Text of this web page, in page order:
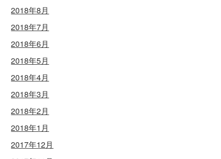
2018年8月
2018年7月
2018年6月
2018年5月
2018年4月
2018年3月
2018年2月
2018年1月
2017年12月